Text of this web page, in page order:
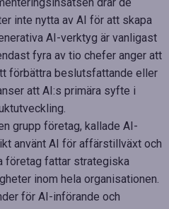
inte nytta av AI för att skapa
AI-verktyg är vanligast
fyra av tio chefer anger att
förbättra beslutsfattande eller
att AI:s primära syfte i
grupp företag, kallade AI-
använt AI för affärstillväxt och
företag fattar strategiska
inom hela organisationen.
för AI-införande och